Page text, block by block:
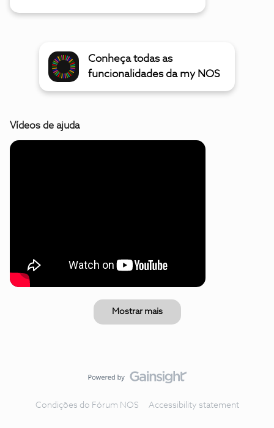
Conheça todas as
funcionalidades da my NOS
Vídeos de ajuda
Mostrar mais
Condições do Fórum NOS Accessibility statement